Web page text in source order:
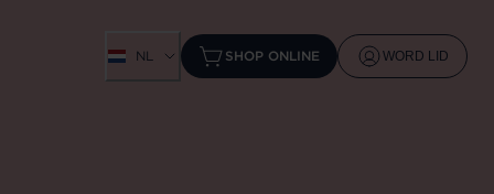
NL SHOP ONLINE WORD LID